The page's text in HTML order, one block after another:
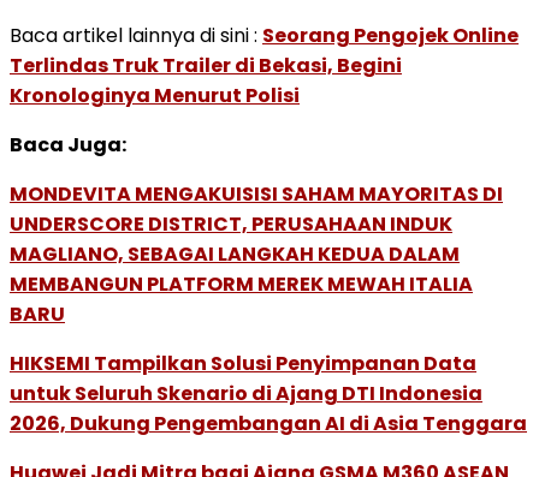
Baca artikel lainnya di sini : Seorang Pengojek Online
Terlindas Truk Trailer di Bekasi, Begini
Kronologinya Menurut Polisi
Baca Juga:
MONDEVITA MENGAKUISISI SAHAM MAYORITAS DI
UNDERSCORE DISTRICT, PERUSAHAAN INDUK
MAGLIANO, SEBAGAI LANGKAH KEDUA DALAM
MEMBANGUN PLATFORM MEREK MEWAH ITALIA
BARU
HIKSEMI Tampilkan Solusi Penyimpanan Data
untuk Seluruh Skenario di Ajang DTI Indonesia
2026, Dukung Pengembangan AI di Asia Tenggara